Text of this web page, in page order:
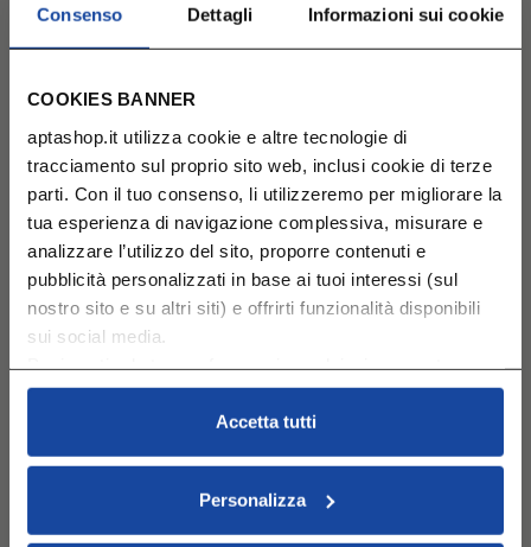
Consenso Dettagli Informazioni sui cookie
COOKIES BANNER
aptashop.it utilizza cookie e altre tecnologie di
tracciamento sul proprio sito web, inclusi cookie di terze
parti. Con il tuo consenso, li utilizzeremo per migliorare la
tua esperienza di navigazione complessiva, misurare e
analizzare l’utilizzo del sito, proporre contenuti e
pubblicità personalizzati in base ai tuoi interessi (sul
nostro sito e su altri siti) e offrirti funzionalità disponibili
sui social media.
Puoi gestire le tue preferenze in qualsiasi momento
cliccando su Impostazioni dei cookie. Ulteriori
informazioni sono disponibili nellaCookie Policy
nella
Accetta tutti
Personalizza
APTAMIL Pepti Syneo 1 - Alimento a fini medici
speciali in Polvere 400g
ALLERGIE
Quantità massima acquistabile: 60.
€ 33,79
0+ Previo parere del Pediatra
AGGIUNGI AL CARRELLO